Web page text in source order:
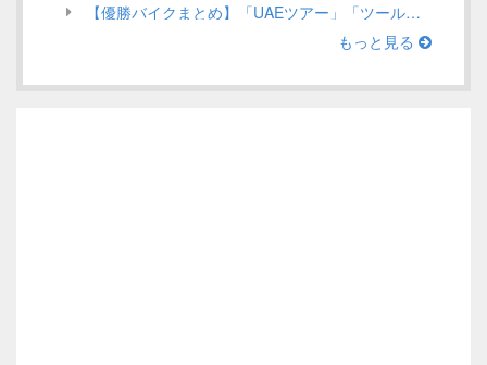
【優勝バイクまとめ】「UAEツアー」「ツール・ド・ルワンダ」ほか、2月第4週目（Stage Race編）／ロードレース 2022
もっと見る